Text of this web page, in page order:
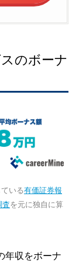
のボーナ
いる有価証券報
査を元に独自に算
年収をボーナ